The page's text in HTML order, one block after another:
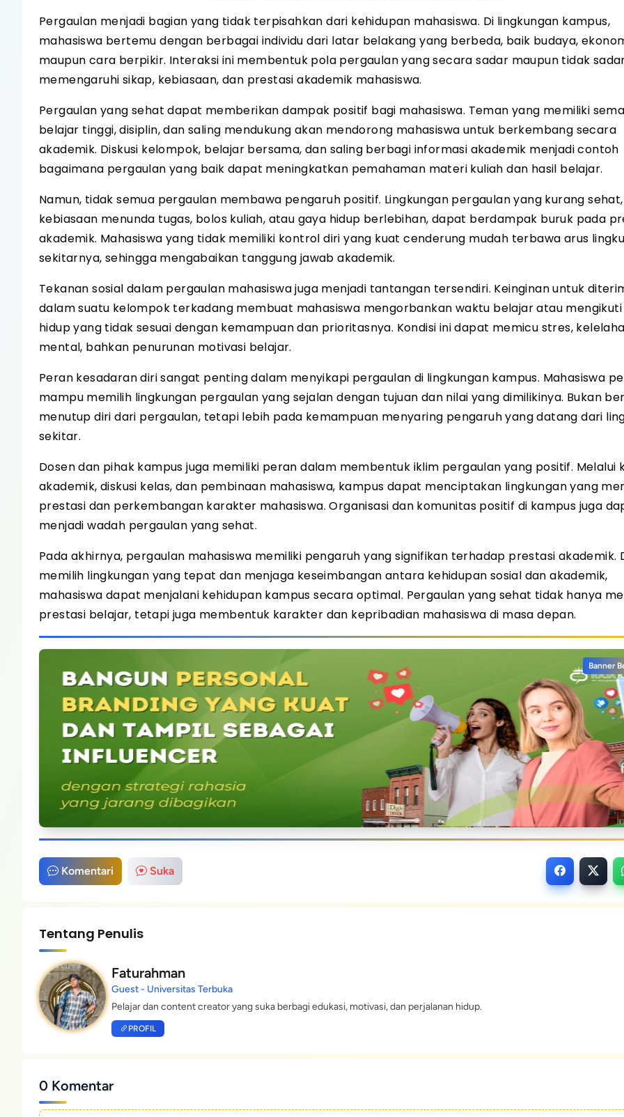
Pergaulan menjadi bagian yang tidak terpisahkan dari kehidupan mahasiswa. Di lingkungan kampus,
mahasiswa bertemu dengan berbagai individu dari latar belakang yang berbeda, baik budaya,
maupun cara berpikir. Interaksi ini membentuk pola pergaulan yang secara sadar maupun tidak
memengaruhi sikap, kebiasaan, dan prestasi akademik mahasiswa.
Pergaulan yang sehat dapat memberikan dampak positif bagi mahasiswa. Teman yang memiliki
belajar tinggi, disiplin, dan saling mendukung akan mendorong mahasiswa untuk berkembang secara
akademik. Diskusi kelompok, belajar bersama, dan saling berbagi informasi akademik menjadi contoh
bagaimana pergaulan yang baik dapat meningkatkan pemahaman materi kuliah dan hasil belajar.
Namun, tidak semua pergaulan membawa pengaruh positif. Lingkungan pergaulan yang kurang
kebiasaan menunda tugas, bolos kuliah, atau gaya hidup berlebihan, dapat berdampak buruk pada
akademik. Mahasiswa yang tidak memiliki kontrol diri yang kuat cenderung mudah terbawa arus
sekitarnya, sehingga mengabaikan tanggung jawab akademik.
Tekanan sosial dalam pergaulan mahasiswa juga menjadi tantangan tersendiri. Keinginan untuk
dalam suatu kelompok terkadang membuat mahasiswa mengorbankan waktu belajar atau
hidup yang tidak sesuai dengan kemampuan dan prioritasnya. Kondisi ini dapat memicu stres,
mental, bahkan penurunan motivasi belajar.
Peran kesadaran diri sangat penting dalam menyikapi pergaulan di lingkungan kampus. Mahasiswa
mampu memilih lingkungan pergaulan yang sejalan dengan tujuan dan nilai yang dimilikinya. Bukan
menutup diri dari pergaulan, tetapi lebih pada kemampuan menyaring pengaruh yang datang dari
sekitar.
Dosen dan pihak kampus juga memiliki peran dalam membentuk iklim pergaulan yang positif. Melalui
akademik, diskusi kelas, dan pembinaan mahasiswa, kampus dapat menciptakan lingkungan yang
prestasi dan perkembangan karakter mahasiswa. Organisasi dan komunitas positif di kampus juga
menjadi wadah pergaulan yang sehat.
Pada akhirnya, pergaulan mahasiswa memiliki pengaruh yang signifikan terhadap prestasi akademik.
memilih lingkungan yang tepat dan menjaga keseimbangan antara kehidupan sosial dan akademik,
mahasiswa dapat menjalani kehidupan kampus secara optimal. Pergaulan yang sehat tidak hanya
prestasi belajar, tetapi juga membentuk karakter dan kepribadian mahasiswa di masa depan.
Banner
Komentari Suka
Tentang Penulis
Faturahman
Guest - Universitas Terbuka
Pelajar dan content creator yang suka berbagi edukasi, motivasi, dan perjalanan hidup.
PROFIL
0 Komentar